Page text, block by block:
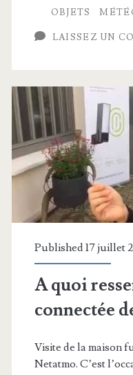
météo
OBJETS
LAISSEZ UN
Published 17 juillet
A quoi
connectée
Visite de la maison
Netatmo. C’est